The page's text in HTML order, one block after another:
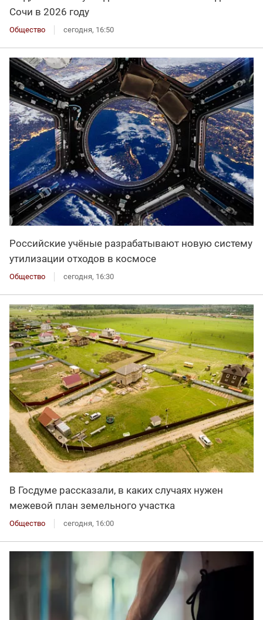
Сочи в 2026 году
Общество сегодня, 16:50
Российские учёные разрабатывают новую систему
утилизации отходов в космосе
Общество сегодня, 16:30
В Госдуме рассказали, в каких случаях нужен
межевой план земельного участка
Общество сегодня, 16:00